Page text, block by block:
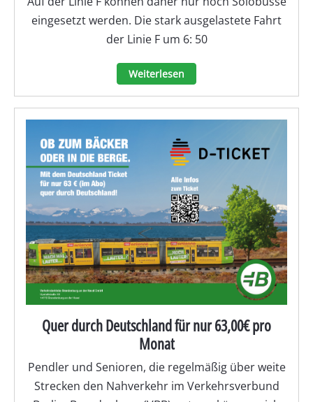
eingesetzt werden. Die stark ausgelastete Fahrt
der Linie F um 6: 50
Weiterlesen
Quer durch Deutschland für nur 63,00€ pro
Monat
Pendler und Senioren, die regelmäßig über weite
Strecken den Nahverkehr im Verkehrsverbund